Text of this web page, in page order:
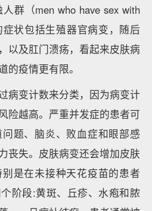
群（men who have sex with
状包括生殖器官病变，随后
以及肛门溃疡，看起来皮肤病
的疫情更有限。
病变计数来分类，因为病变计
险越高。严重并发症的患者可
题、脑炎、败血症和眼部感
丧失。皮肤病变还会增加皮肤
是在未接种天花疫苗的患者
阶段:黄斑、丘疹、水疱和脓